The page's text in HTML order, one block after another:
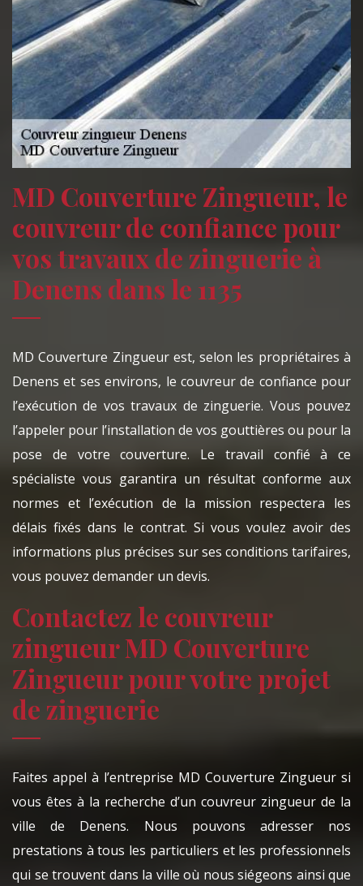
MD Couverture Zingueur, le
couvreur de confiance pour
vos travaux de zinguerie à
Denens dans le 1135
MD Couverture Zingueur est, selon les propriétaires à
Denens et ses environs, le couvreur de confiance pour
l’exécution de vos travaux de zinguerie. Vous pouvez
l’appeler pour l’installation de vos gouttières ou pour la
pose de votre couverture. Le travail confié à ce
spécialiste vous garantira un résultat conforme aux
normes et l’exécution de la mission respectera les
délais fixés dans le contrat. Si vous voulez avoir des
informations plus précises sur ses conditions tarifaires,
vous pouvez demander un devis.
Contactez le couvreur
zingueur MD Couverture
Zingueur pour votre projet
de zinguerie
Faites appel à l’entreprise MD Couverture Zingueur si
vous êtes à la recherche d’un couvreur zingueur de la
ville de Denens. Nous pouvons adresser nos
prestations à tous les particuliers et les professionnels
qui se trouvent dans la ville où nous siégeons ainsi que